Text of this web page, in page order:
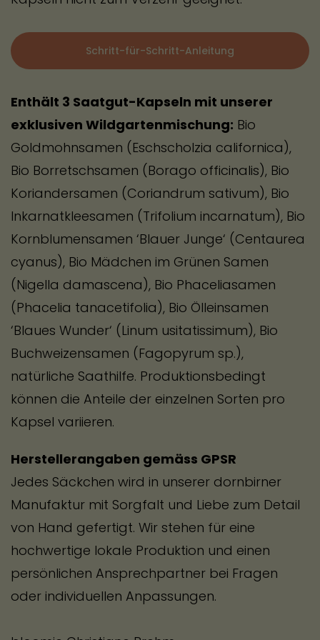
Schritt-für-Schritt-Anleitung
Enthält 3 Saatgut-Kapseln mit unserer
exklusiven Wildgartenmischung: Bio
Goldmohnsamen (Eschscholzia californica),
Bio Borretschsamen (Borago officinalis), Bio
Koriandersamen (Coriandrum sativum), Bio
Inkarnatkleesamen (Trifolium incarnatum), Bio
Kornblumensamen ‘Blauer Junge‘ (Centaurea
cyanus), Bio Mädchen im Grünen Samen
(Nigella damascena), Bio Phaceliasamen
(Phacelia tanacetifolia), Bio Ölleinsamen
‘Blaues Wunder‘ (Linum usitatissimum), Bio
Buchweizensamen (Fagopyrum sp.),
natürliche Saathilfe. Produktionsbedingt
können die Anteile der einzelnen Sorten pro
Kapsel variieren.
Herstellerangaben gemäss GPSR
Jedes Säckchen wird in unserer dornbirner
Manufaktur mit Sorgfalt und Liebe zum Detail
von Hand gefertigt. Wir stehen für eine
hochwertige lokale Produktion und einen
persönlichen Ansprechpartner bei Fragen
oder individuellen Anpassungen.